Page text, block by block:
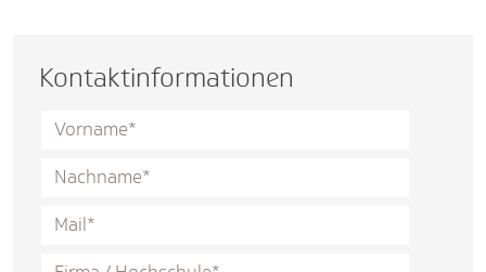
Kontaktinformationen